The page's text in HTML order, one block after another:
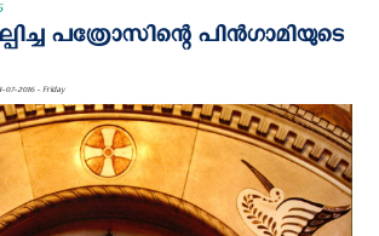
പത്രോസിന്റെ പിന്‍ഗാമിയുടെ
07-2016 - Friday